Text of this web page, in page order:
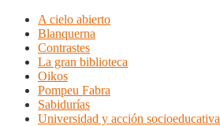
A cielo abierto
Blanquerna
Contrastes
La gran biblioteca
Oikos
Pompeu Fabra
Sabidurías
Universidad y acción socioeducativa